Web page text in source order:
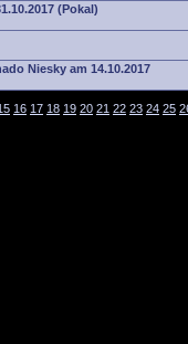
(Pokal)
Niesky am 14.10.2017
16 17 18 19 20 21 22 23 24 25